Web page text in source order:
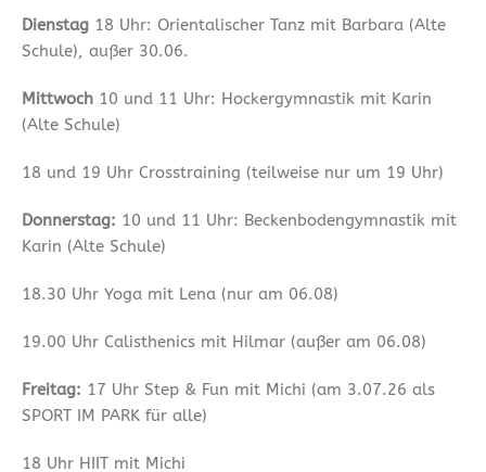
Dienstag 18 Uhr: Orientalischer Tanz mit Barbara (Alte
Schule), außer 30.06.
Mittwoch 10 und 11 Uhr: Hockergymnastik mit Karin
(Alte Schule)
18 und 19 Uhr Crosstraining (teilweise nur um 19 Uhr)
Donnerstag: 10 und 11 Uhr: Beckenbodengymnastik mit
Karin (Alte Schule)
18.30 Uhr Yoga mit Lena (nur am 06.08)
19.00 Uhr Calisthenics mit Hilmar (außer am 06.08)
Freitag: 17 Uhr Step & Fun mit Michi (am 3.07.26 als
SPORT IM PARK für alle)
18 Uhr HIIT mit Michi